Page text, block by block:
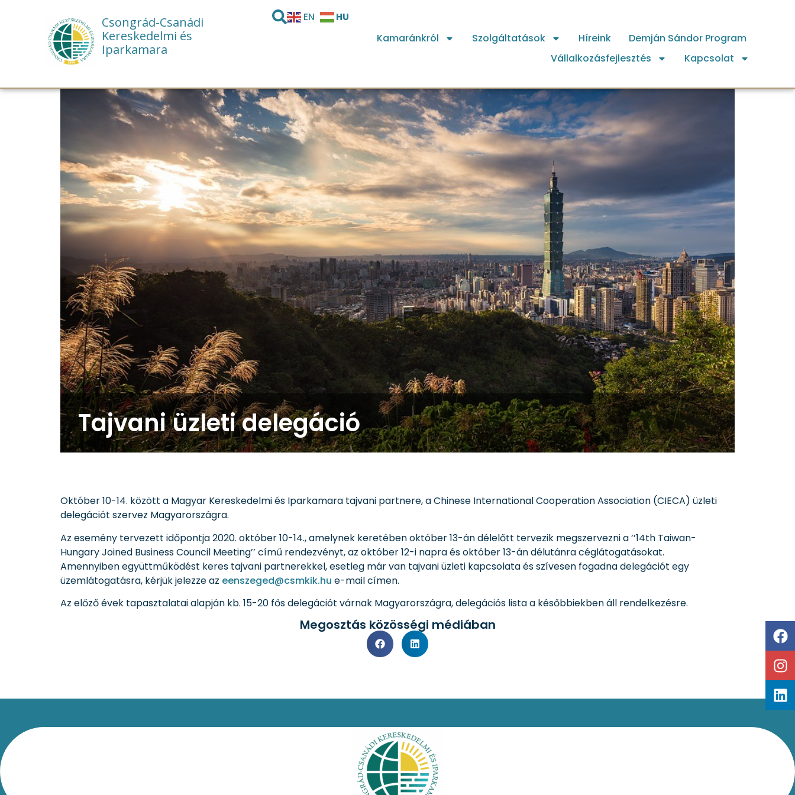
Csongrád-Csanádi
Kereskedelmi és
Iparkamara
EN HU
Kamaránkról Szolgáltatások Híreink
Demján Sándor Program
Vállalkozásfejlesztés
Kapcsolat
Tajvani üzleti delegáció
Október 10-14. között a Magyar Kereskedelmi és Iparkamara tajvani partnere, a Chinese International Cooperation Association (CIECA) üzleti
delegációt szervez Magyarországra.
Az esemény tervezett időpontja 2020. október 10-14., amelynek keretében október 13-án délelőtt tervezik megszervezni a ’’14th Taiwan-
Hungary Joined Business Council Meeting’’ című rendezvényt, az október 12-i napra és október 13-án délutánra céglátogatásokat.
Amennyiben együttműködést keres tajvani partnerekkel, esetleg már van tajvani üzleti kapcsolata és szívesen fogadna delegációt egy
üzemlátogatásra, kérjük jelezze az eenszeged@csmkik.hu e-mail címen.
Az előző évek tapasztalatai alapján kb. 15-20 fős delegációt várnak Magyarországra, delegációs lista a későbbiekben áll rendelkezésre.
Megosztás közösségi médiában